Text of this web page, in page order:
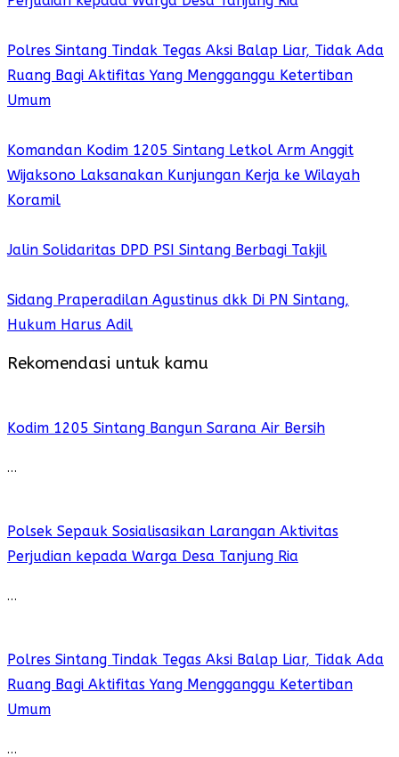
Polres Sintang Tindak Tegas Aksi Balap Liar, Tidak Ada
Ruang Bagi Aktifitas Yang Mengganggu Ketertiban
Umum
Komandan Kodim 1205 Sintang Letkol Arm Anggit
Wijaksono Laksanakan Kunjungan Kerja ke Wilayah
Koramil
Jalin Solidaritas DPD PSI Sintang Berbagi Takjil
Sidang Praperadilan Agustinus dkk Di PN Sintang,
Hukum Harus Adil
Rekomendasi untuk kamu
Kodim 1205 Sintang Bangun Sarana Air Bersih
…
Polsek Sepauk Sosialisasikan Larangan Aktivitas
Perjudian kepada Warga Desa Tanjung Ria
…
Polres Sintang Tindak Tegas Aksi Balap Liar, Tidak Ada
Ruang Bagi Aktifitas Yang Mengganggu Ketertiban
Umum
…